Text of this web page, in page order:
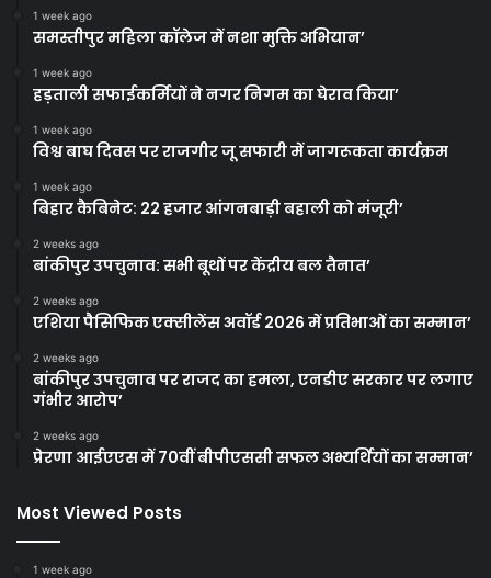
1 week ago
समस्तीपुर महिला कॉलेज में नशा मुक्ति अभियान’
1 week ago
हड़ताली सफाईकर्मियों ने नगर निगम का घेराव किया’
1 week ago
विश्व बाघ दिवस पर राजगीर जू सफारी में जागरूकता कार्यक्रम
1 week ago
बिहार कैबिनेट: 22 हजार आंगनबाड़ी बहाली को मंजूरी’
2 weeks ago
बांकीपुर उपचुनाव: सभी बूथों पर केंद्रीय बल तैनात’
2 weeks ago
एशिया पैसिफिक एक्सीलेंस अवॉर्ड 2026 में प्रतिभाओं का सम्मान’
2 weeks ago
बांकीपुर उपचुनाव पर राजद का हमला, एनडीए सरकार पर लगाए
गंभीर आरोप’
2 weeks ago
प्रेरणा आईएएस में 70वीं बीपीएससी सफल अभ्यर्थियों का सम्मान’
Most Viewed Posts
1 week ago